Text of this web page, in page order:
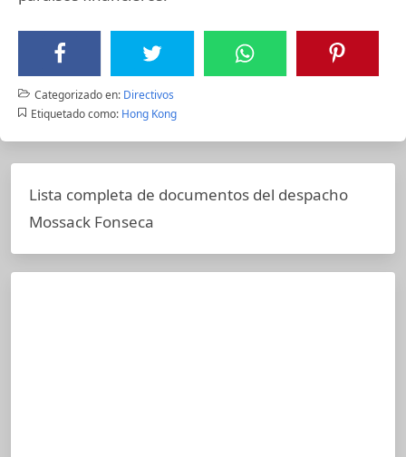
Categorizado en: Directivos
Etiquetado como: Hong Kong
Lista completa de documentos del despacho
Mossack Fonseca